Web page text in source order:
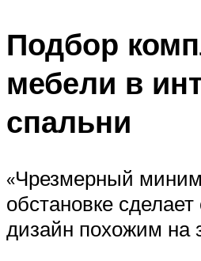
Подбор
мебели в
спальни
«Чрезмерный
обстановке
дизайн похожим на